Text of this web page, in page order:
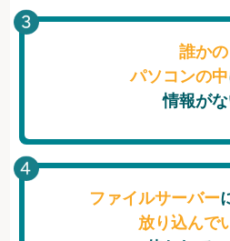
誰かの
パソコンの中
情報が
ファイルサーバー
放り込んで